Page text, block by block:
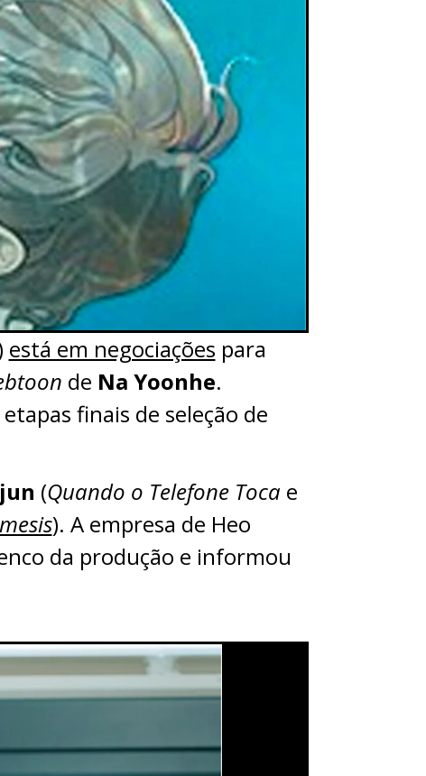
está em negociações para
de Na Yoonhe.
finais de seleção de
(Quando o Telefone Toca e
). A empresa de Heo
da produção e informou